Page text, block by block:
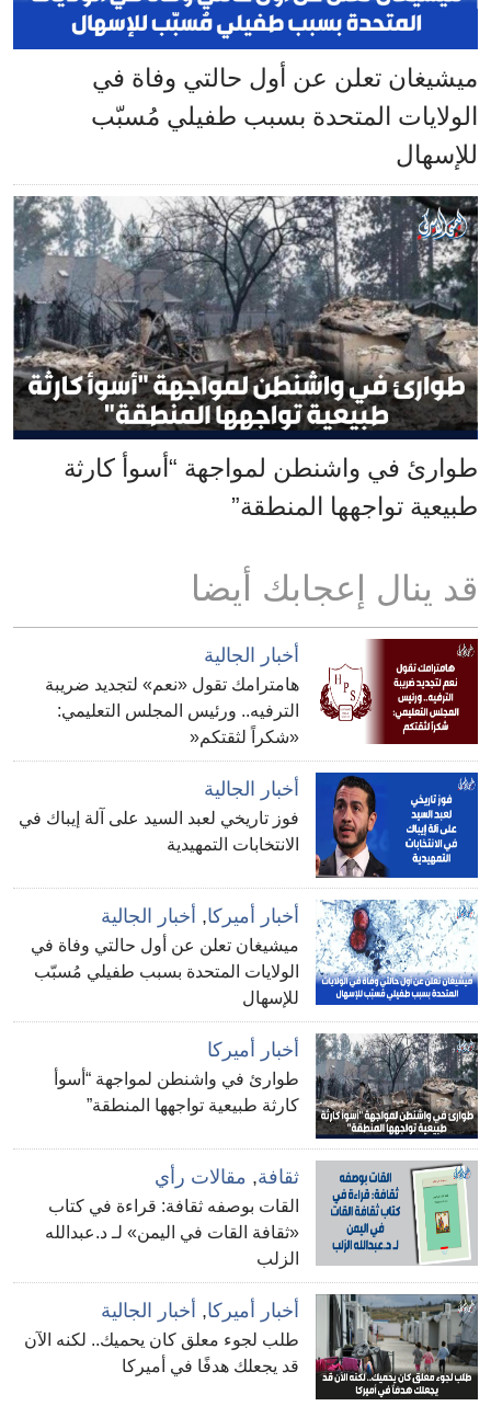
ميشيغان تعلن عن أول حالتي وفاة في
الولايات المتحدة بسبب طفيلي مُسبّب
للإسهال
طوارئ في واشنطن لمواجهة “أسوأ كارثة
طبيعية تواجهها المنطقة”
قد ينال إعجابك أيضا
أخبار الجالية
هامترامك تقول «نعم» لتجديد ضريبة
الترفيه.. ورئيس المجلس التعليمي:
«شكراً لثقتكم«
أخبار الجالية
فوز تاريخي لعبد السيد على آلة إيباك في
الانتخابات التمهيدية
أخبار أميركا, أخبار الجالية
ميشيغان تعلن عن أول حالتي وفاة في
الولايات المتحدة بسبب طفيلي مُسبّب
للإسهال
أخبار أميركا
طوارئ في واشنطن لمواجهة “أسوأ
كارثة طبيعية تواجهها المنطقة”
ثقافة, مقالات رأي
القات بوصفه ثقافة: قراءة في كتاب
«ثقافة القات في اليمن» لـ د.عبدالله
الزلب
أخبار أميركا, أخبار الجالية
طلب لجوء معلق كان يحميك.. لكنه الآن
قد يجعلك هدفًا في أميركا